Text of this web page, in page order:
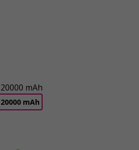
20000 mAh
20000 mAh